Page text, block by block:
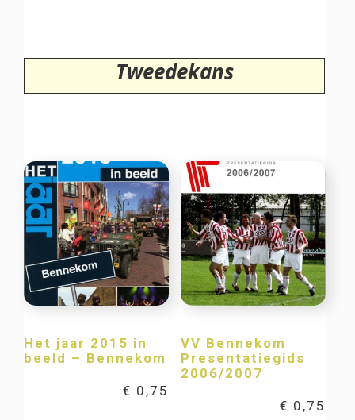
Tweedekans
Het jaar 2015 in
beeld – Bennekom
€ 0,75
VV Bennekom
Presentatiegids
2006/2007
€ 0,75